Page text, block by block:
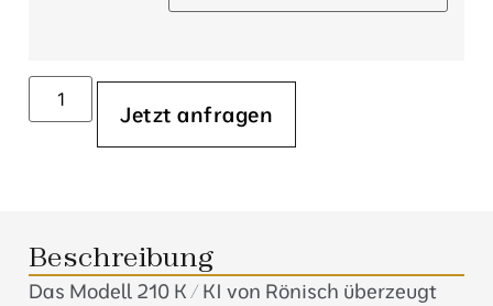
Jetzt anfragen
Beschreibung
Das Modell 210 K / KI von Rönisch überzeugt